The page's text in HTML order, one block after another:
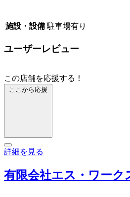
施設・設備 駐車場有り
ユーザーレビュー
この店舗を応援する！
ここから応援
詳細を見る
有限会社エス・ワーク